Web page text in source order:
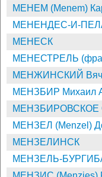
МЕНЕМ (Menem)
МЕНЕНДЕС-И-
МЕНЕСК
МЕНЕСТРЕЛЬ
МЕНЖИНСКИЙ
МЕНЗБИР Михаил
МЕНЗБИРОВСКОЕ
МЕНЗЕЛ (Menzel)
МЕНЗЕЛИНСК
МЕНЗЕЛЬ-